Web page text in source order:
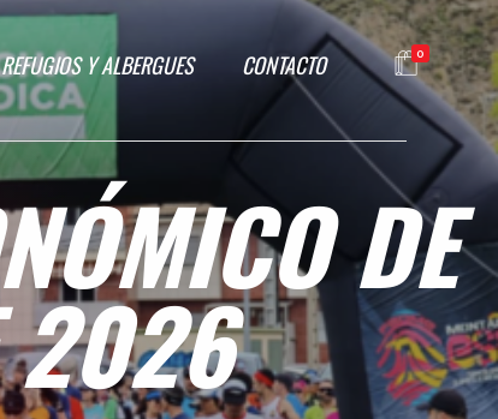
REFUGIOS Y ALBERGUES CONTACTO 0
DE
2026